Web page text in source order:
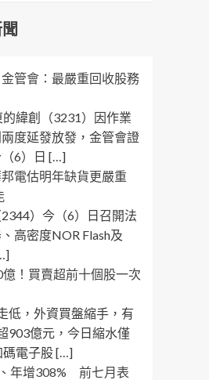
管會：最嚴重回收股務
緯創（3231）因作業
度延發放發，金管會證
6）日 […]
電估明年缺貨更嚴重
）今（6）日召開法
高密度NOR Flash及
！買賣超前十個股一次
低，外資買盤縮手，有
903億元，今日縮水僅
碼電子股 […]
年增308% 前七月表